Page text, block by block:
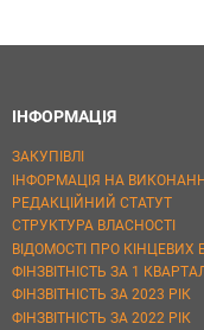
ІНФОРМАЦІЯ
ЗАКУПІВЛІ
ІНФОРМАЦІЯ НА
РЕДАКЦІЙНИЙ СТАТУТ
СТРУКТУРА ВЛАСНОСТІ
ВІДОМОСТІ ПРО КІНЦЕВИХ
ФІНЗВІТНІСТЬ ЗА 1
ФІНЗВІТНІСТЬ ЗА 2023 РІК
ФІНЗВІТНІСТЬ ЗА 2022 РІК